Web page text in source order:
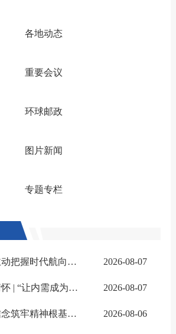
各地动态
重要会议
环球邮政
图片新闻
专题专栏
以高度的历史主动把握时代航向——习近平党建思想理论品格系列述评之二 2026-08-07
总书记的人民情怀 | “让内需成为经济发展的主动力” 2026-08-07
以坚定的理想信念筑牢精神根基——习近平党建思想理论品格系列述评之一 2026-08-06